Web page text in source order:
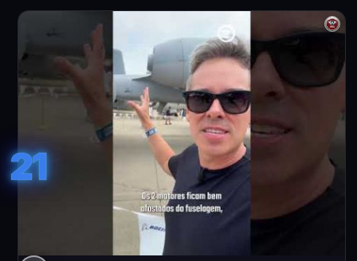
21